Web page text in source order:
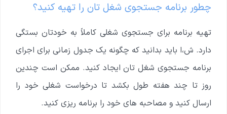
چطور برنامه جستجوی شغل تان را تهیه کنید؟
تهیه برنامه برای جستجوی شغلی کاملاً به خودتان بستگی
دارد. ش،ا باید بدانید که چگونه یک جدول زمانی برای اجرای
برنامه جستجوی شغل تان ایجاد کنید. ممکن است چندین
روز تا چند هفته طول بکشد تا درخواست شغلی خود را
ارسال کنید و مصاحبه های خود را برنامه ریزی کنید.